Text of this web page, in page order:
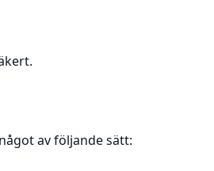
av följande sätt: